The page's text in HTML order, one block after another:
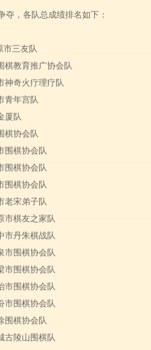
夺，各队总成绩排名如下：
市三友队
教育推广协会队
奇火疗理疗队
年宫队
队
协会队
棋协会队
棋协会队
棋协会队
宋弟子队
棋友之家队
丹朱棋战队
围棋协会队
围棋协会队
围棋协会队
围棋协会队
棋协会队
陵山围棋队